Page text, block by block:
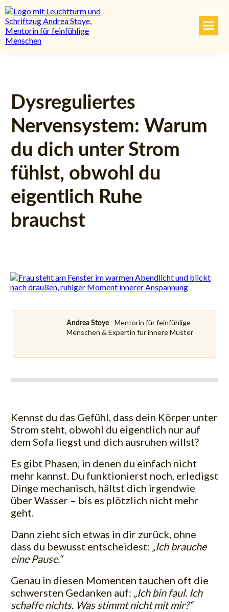
Dysreguliertes
Nervensystem: Warum
du dich unter Strom
fühlst, obwohl du
eigentlich Ruhe
brauchst
Andrea Stoye - Mentorin für feinfühlige
Menschen & Expertin für innere Muster
Kennst du das Gefühl, dass dein Körper unter
Strom steht, obwohl du eigentlich nur auf
dem Sofa liegst und dich ausruhen willst?
Es gibt Phasen, in denen du einfach nicht
mehr kannst. Du funktionierst noch, erledigst
Dinge mechanisch, hältst dich irgendwie
über Wasser – bis es plötzlich nicht mehr
geht.
Dann zieht sich etwas in dir zurück, ohne
dass du bewusst entscheidest: „Ich brauche
eine Pause.“
Genau in diesen Momenten tauchen oft die
schwersten Gedanken auf: „Ich bin faul. Ich
schaffe nichts. Was stimmt nicht mit mir?“